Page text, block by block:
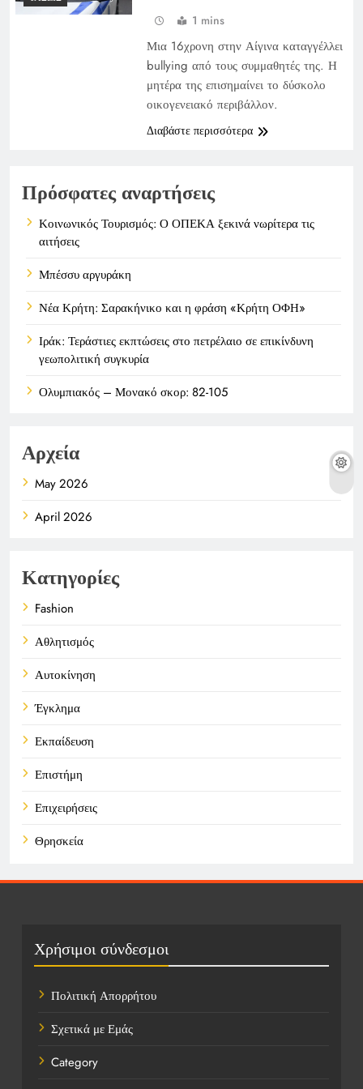
1 mins
Μια 16χρονη στην Αίγινα καταγγέλλει
bullying από τους συμμαθητές της. Η
μητέρα της επισημαίνει το δύσκολο
οικογενειακό περιβάλλον.
Διαβάστε περισσότερα
Πρόσφατες αναρτήσεις
Κοινωνικός Τουρισμός: Ο ΟΠΕΚΑ ξεκινά νωρίτερα τις
αιτήσεις
Μπέσσυ αργυράκη
Νέα Κρήτη: Σαρακήνικο και η φράση «Κρήτη ΟΦΗ»
Ιράκ: Τεράστιες εκπτώσεις στο πετρέλαιο σε επικίνδυνη
γεωπολιτική συγκυρία
Ολυμπιακός – Μονακό σκορ: 82-105
Αρχεία
May 2026
April 2026
Κατηγορίες
Fashion
Αθλητισμός
Αυτοκίνηση
Έγκλημα
Εκπαίδευση
Επιστήμη
Επιχειρήσεις
Θρησκεία
Πολιτική
Υγεία
Ψυχαγωγία
Χρήσιμοι σύνδεσμοι
Πολιτική Απορρήτου
Σχετικά με Εμάς
Category